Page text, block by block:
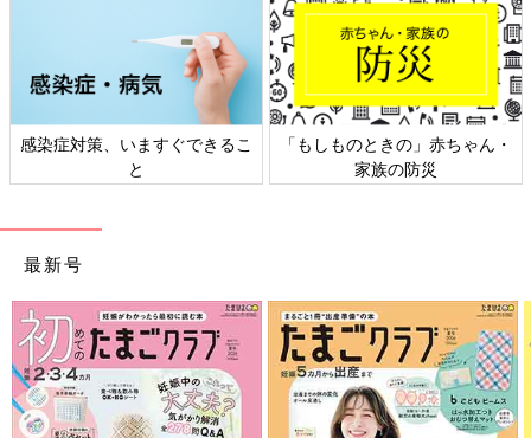
ちょっと寝れた。
5:00
子宮口を開くためにやったこと
・陣クス試す(焼肉、オロナミンC)
・出産予定前の2週間ほどラズベリーリーフティーを飲む
・家ではなるべくあぐらの姿勢で過ごして、料理の合間などの隙
間時間で四股を踏む。
感染症対策、いますぐできるこ
と
「もしものときの」赤ちゃん・
家族の防災
最新号